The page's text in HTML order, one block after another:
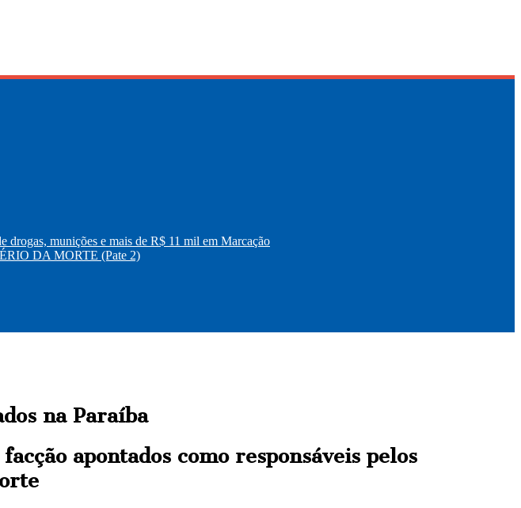
munições e mais de R$ 11 mil em Marcação
DA MORTE (Pate 2)
na Paraíba
apontados como responsáveis pelos